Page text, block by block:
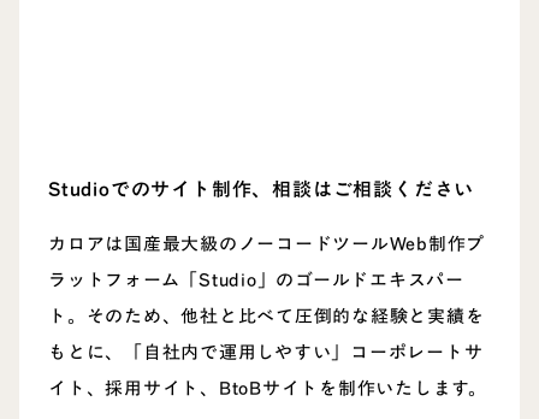
Studioでのサイト制作、相談はご相談ください
カロアは国産最大級のノーコードツールWeb制作プ
ラットフォーム「Studio」のゴールドエキスパー
ト。そのため、他社と比べて圧倒的な経験と実績を
もとに、「自社内で運用しやすい」コーポレートサ
イト、採用サイト、BtoBサイトを制作いたします。